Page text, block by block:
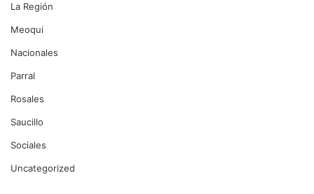
La Región
Meoqui
Nacionales
Parral
Rosales
Saucillo
Sociales
Uncategorized